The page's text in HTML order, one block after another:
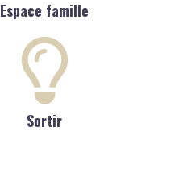
Espace famille
Sortir